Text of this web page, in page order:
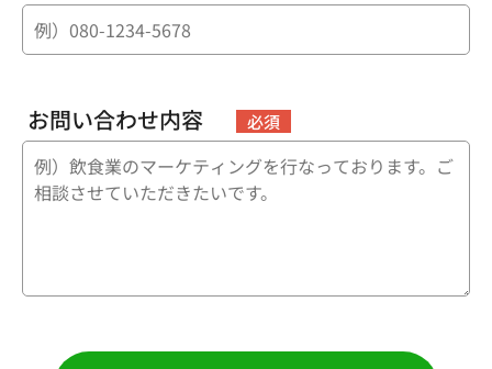
お問い合わせ内容 必須